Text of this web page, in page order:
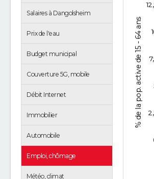
Salaires à Dangolsheim
Prix de l'eau
Budget municipal
Couverture 5G, mobile
Débit Internet
Immobilier
Automobile
Emploi, chômage
Météo, climat
% de la pop. active de 15 - 64 ans